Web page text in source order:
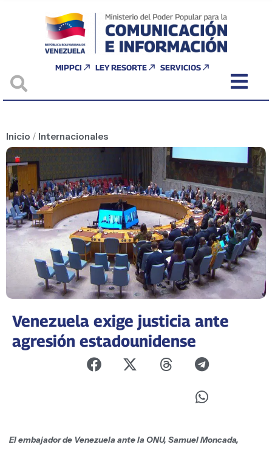
MIPPCI LEY RESORTE SERVICIOS
Inicio / Internacionales
Venezuela exige justicia ante
agresión estadounidense
El embajador de Venezuela ante la ONU, Samuel Moncada,